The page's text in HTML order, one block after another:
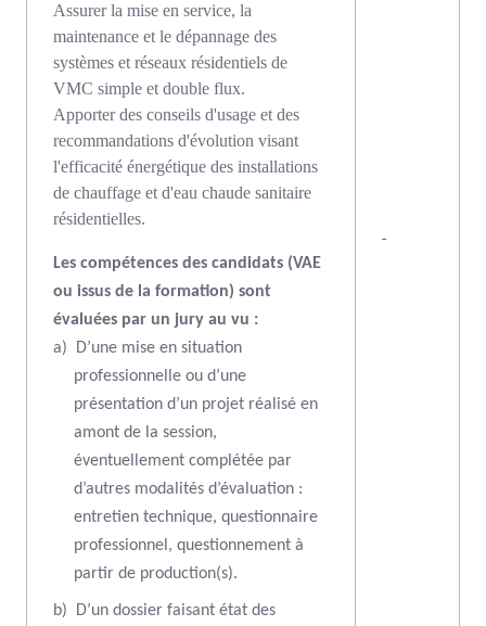
Assurer la mise en service, la
maintenance et le dépannage des
systèmes et réseaux résidentiels de
VMC simple et double flux.
Apporter des conseils d'usage et des
recommandations d'évolution visant
l'efficacité énergétique des installations
de chauffage et d'eau chaude sanitaire
résidentielles.
Les compétences des candidats (VAE
ou issus de la formation) sont
évaluées par un jury au vu :
a)
D’une mise en situation
professionnelle ou d’une
présentation d’un projet réalisé en
amont de la session,
éventuellement complétée par
d’autres modalités d’évaluation :
entretien technique, questionnaire
professionnel, questionnement à
partir de production(s).
b)
D’un dossier faisant état des
-